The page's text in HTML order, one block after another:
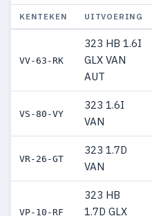
KENTEKEN UITVOERING
VV-63-RK
323 HB 1.6I
GLX VAN
AUT
VS-80-VY
323 1.6I
VAN
VR-26-GT
323 1.7D
VAN
VP-10-RF
323 HB
1.7D GLX